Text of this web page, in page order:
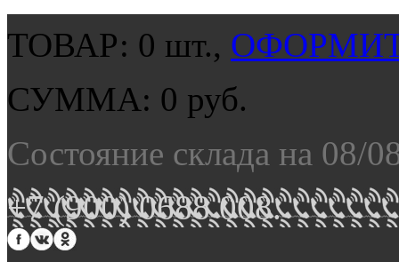
ТОВАР: 0 шт.,
СУММА: 0 руб.
Состояние склада на 08/
+7 (900) 0688 008.